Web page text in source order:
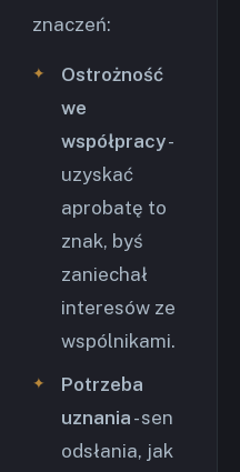
znaczeń:
Ostrożność
we
współpracy-
uzyskać
aprobatę to
znak, byś
zaniechał
interesów ze
wspólnikami.
Potrzeba
uznania - sen
odsłania, jak